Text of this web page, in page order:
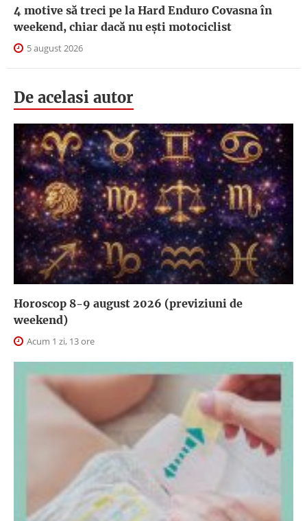
4 motive să treci pe la Hard Enduro Covasna în
weekend, chiar dacă nu ești motociclist
5 august 2026
De acelasi autor
Horoscop 8-9 august 2026 (previziuni de
weekend)
Acum 1 zi, 13 ore